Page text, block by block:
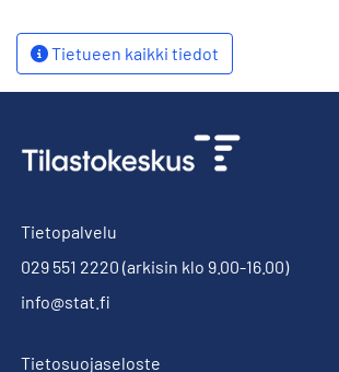
Tietueen kaikki tiedot
Tietopalvelu
029 551 2220 (arkisin klo 9.00-16.00)
info@stat.fi
Tietosuojaseloste